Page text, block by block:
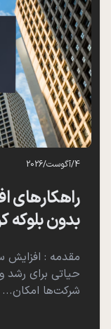
4
/آگوست/
2026
راهکارهای
بدون بلوکه
مقدمه : افزایش
حیاتی برای رشد
شرکت‌ها امکان...